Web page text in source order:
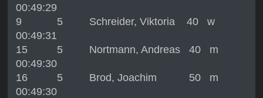
00:49:29
9 5 Schreider, Viktoria 40 w
00:49:31
15 5 Nortmann, Andreas 40 m
00:49:30
16 5 Brod, Joachim 50 m
00:49:30